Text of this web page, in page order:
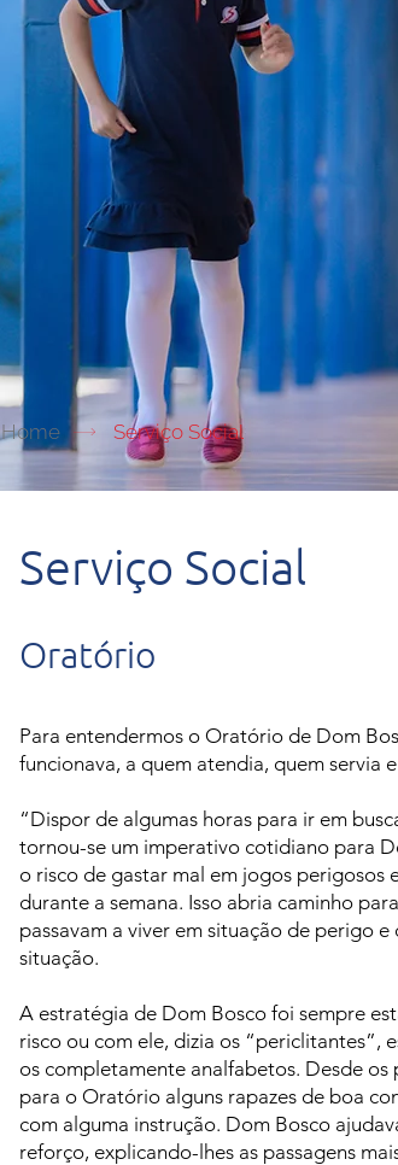
Home Serviço Social
Serviço Social
Oratório
Para entendermos o Oratório de Dom
funcionava, a quem atendia, quem servia
“Dispor de algumas horas para ir em
tornou-se um imperativo cotidiano para
o risco de gastar mal em jogos perigosos
durante a semana. Isso abria caminho
passavam a viver em situação de perigo
situação.
A estratégia de Dom Bosco foi sempre
risco ou com ele, dizia os “periclitantes”,
os completamente analfabetos. Desde
para o Oratório alguns rapazes de boa
com alguma instrução. Dom Bosco
reforço, explicando-lhes as passagens